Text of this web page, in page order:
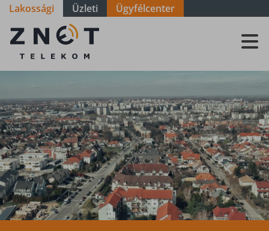
Lakossági Üzleti Ügyfélcenter
Szolgáltatási
terület - Vas -
Mikosszéplak